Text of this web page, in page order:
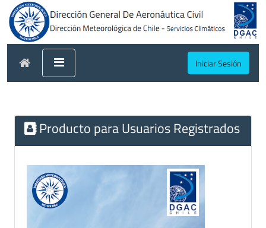
Iniciar Sesión
Producto para Usuarios Registrados